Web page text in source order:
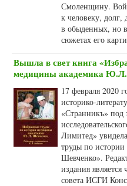
Смоленщину.
к человеку, долг,
в обыденных, но
сюжетах его
Вышла в свет книга
медицины академика
17 февраля 2020
историко-
«Странникъ» под
Лимитед»
труды по
Шевченко».
издания
совета ИСГИ